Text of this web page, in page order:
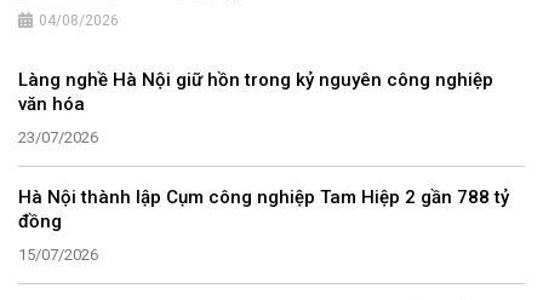
04/08/2026
Làng nghề Hà Nội giữ hồn trong kỷ nguyên công nghiệp
văn hóa
23/07/2026
Hà Nội thành lập Cụm công nghiệp Tam Hiệp 2 gần 788 tỷ
đồng
15/07/2026